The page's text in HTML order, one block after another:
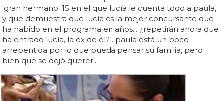
'gran hermano' 15 en el que lucía le cuenta todo a paula,
y que demuestra que lucía es la mejor concursante que
ha habido en el programa en años... ¿repetirán ahora que
ha entrado lucía, la ex de él?... paula está un poco
arrepentida por lo que pueda pensar su familia, pero
bien que se dejó querer...